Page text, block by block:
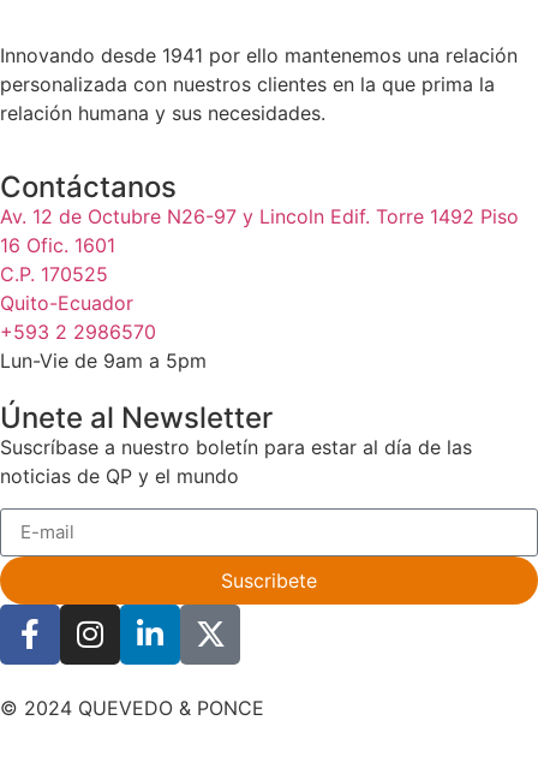
Innovando desde 1941 por ello mantenemos una relación
personalizada con nuestros clientes en la que prima la
relación humana y sus necesidades.
Contáctanos
Av. 12 de Octubre N26-97 y Lincoln Edif. Torre 1492 Piso
16 Ofic. 1601
C.P. 170525
Quito-Ecuador
+593 2 2986570
Lun-Vie de 9am a 5pm
Únete al Newsletter
Suscríbase a nuestro boletín para estar al día de las
noticias de QP y el mundo
Suscribete
© 2024 QUEVEDO & PONCE